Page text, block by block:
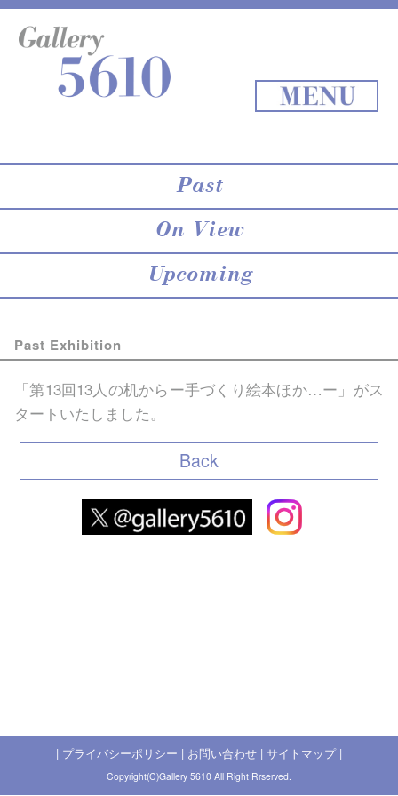
MENU
Exhibition
About 5610
Archives
Map
online store
Staff Blog
Past
On View
Upcoming
Past Exhibition
「第13回13人の机からー手づくり絵本ほか…ー」がス
タートいたしました。
Back
| プライバシーポリシー | お問い合わせ | サイトマップ |
Copyright(C)Gallery 5610 All Right Rrserved.